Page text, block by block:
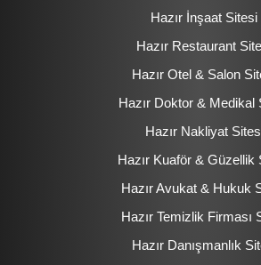
Hazır İnşaat Sitesi
Hazır Restaurant
Hazır Otel & Salon
Hazır Doktor & Medikal
Hazır Nakliyat
Hazır Kuaför & Güzellik
Hazır Avukat & Hukuk
Hazır Temizlik Firması
Hazır Danışmanlık